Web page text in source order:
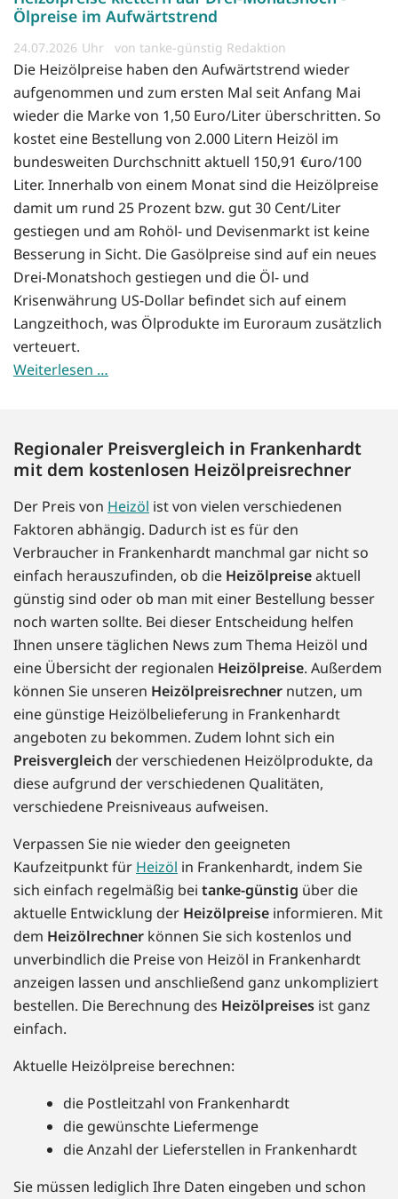
Ölpreise im Aufwärtstrend
24.07.2026 von tanke-günstig Redaktion
Die Heizölpreise haben den Aufwärtstrend wieder
aufgenommen und zum ersten Mal seit Anfang Mai
wieder die Marke von 1,50 Euro/Liter überschritten. So
kostet eine Bestellung von 2.000 Litern Heizöl im
bundesweiten Durchschnitt aktuell 150,91 €uro/100
Liter. Innerhalb von einem Monat sind die Heizölpreise
damit um rund 25 Prozent bzw. gut 30 Cent/Liter
gestiegen und am Rohöl- und Devisenmarkt ist keine
Besserung in Sicht. Die Gasölpreise sind auf ein neues
Drei-Monatshoch gestiegen und die Öl- und
Krisenwährung US-Dollar befindet sich auf einem
Langzeithoch, was Ölprodukte im Euroraum zusätzlich
verteuert.
Weiterlesen …
Regionaler Preisvergleich in Frankenhardt
mit dem kostenlosen Heizölpreisrechner
Der Preis von Heizöl ist von vielen verschiedenen
Faktoren abhängig. Dadurch ist es für den
Verbraucher in Frankenhardt manchmal gar nicht so
einfach herauszufinden, ob die Heizölpreiseaktuell
günstig sind oder ob man mit einer Bestellung besser
noch warten sollte. Bei dieser Entscheidung helfen
Ihnen unsere täglichen News zum Thema Heizöl und
eine Übersicht der regionalen Heizölpreise. Außerdem
können Sie unseren Heizölpreisrechner nutzen, um
eine günstige Heizölbelieferung in Frankenhardt
angeboten zu bekommen. Zudem lohnt sich ein
Preisvergleich der verschiedenen Heizölprodukte, da
diese aufgrund der verschiedenen Qualitäten,
verschiedene Preisniveaus aufweisen.
Verpassen Sie nie wieder den geeigneten
Kaufzeitpunkt für Heizöl in Frankenhardt, indem Sie
sich einfach regelmäßig bei tanke-günstig über die
aktuelle Entwicklung der Heizölpreise informieren. Mit
dem Heizölrechner können Sie sich kostenlos und
unverbindlich die Preise von Heizöl in Frankenhardt
anzeigen lassen und anschließend ganz unkompliziert
bestellen. Die Berechnung des Heizölpreises ist ganz
einfach.
Aktuelle Heizölpreise berechnen:
die Postleitzahl von Frankenhardt
die gewünschte Liefermenge
die Anzahl der Lieferstellen in Frankenhardt
Sie müssen lediglich Ihre Daten eingeben und schon